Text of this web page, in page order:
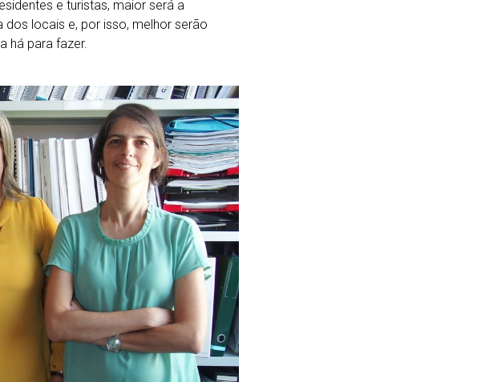
e turistas, maior será a
dos locais e, por isso, melhor serão
há para fazer.